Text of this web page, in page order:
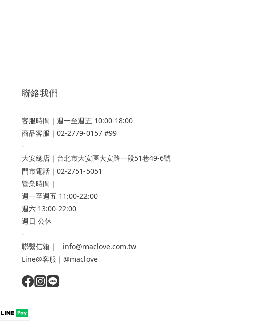
聯絡我們
客服時間｜週一至週五 10:00-18:00
商品客服｜02-2779-0157 #99
-
大安總店 ｜台北市大安區大安路一段51巷49-6號
門市電話｜02-2751-5051
營業時間｜
週一至週五 11:00-22:00
週六 13:00-22:00
週日 公休
-
聯繫信箱｜ info@maclove.com.tw
Line@客服｜@maclove